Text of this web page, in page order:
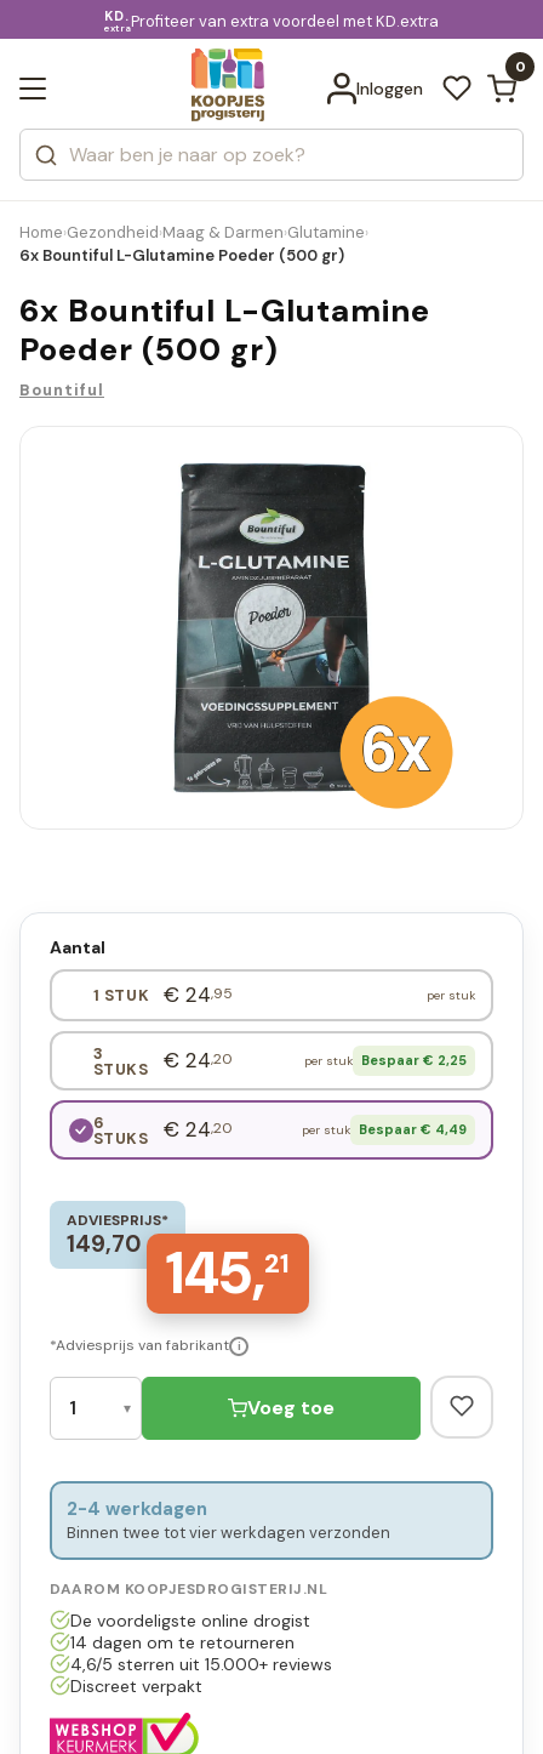
voor 20:00 uur besteld
Gratis bezorging
KD.
extraProfiteer van extra voordeel met KD.extra
Inloggen
0
Zoeken
Categorieën
Merken
Bekijk alle resultaten
Home›Gezondheid›Maag & Darmen›Glutamine›
6x Bountiful L-Glutamine Poeder (500 gr)
6x Bountiful L-Glutamine
Poeder (500 gr)
Bountiful
Aantal
1 STUK € 24,95 per stuk
3
STUKS € 24,20 per stuk Bespaar € 2,25
6
STUKS € 24,20 per stuk Bespaar € 4,49
ADVIESPRIJS*
149,70 145,21
*Adviesprijs van fabrikant i
Voeg toe
2-4 werkdagen
Binnen twee tot vier werkdagen verzonden
DAAROM KOOPJESDROGISTERIJ.NL
De voordeligste online drogist
14 dagen om te retourneren
4,6/5 sterren uit 15.000+ reviews
Discreet verpakt